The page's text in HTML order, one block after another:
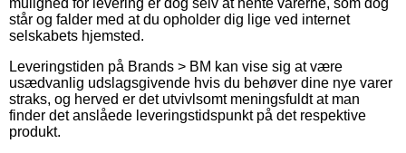
står og falder med at du opholder dig lige ved internet
selskabets hjemsted.
Leveringstiden på Brands > BM kan vise sig at være
usædvanlig udslagsgivende hvis du behøver dine nye varer
straks, og herved er det utvivlsomt meningsfuldt at man
finder det anslåede leveringstidspunkt på det respektive
produkt.